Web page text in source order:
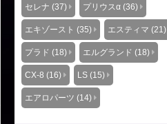
セレナ (37) プリウスα (36)
エキゾースト (35) エスティマ (21)
プラド (18) エルグランド (18)
CX-8 (16) LS (15)
エアロパーツ (14)